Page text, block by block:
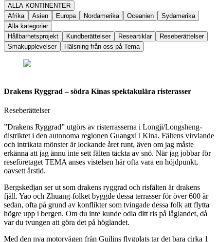
ALLA KONTINENTER
Afrika
Asien Europa Nordamerika Oceanien
Sydamerika
Alla kategorier
Hållbarhetsprojekt
Kundberättelser Researtiklar
Reseberättelser
Smakupplevelser
Hälsning från oss på Tema
Drakens Ryggrad – södra Kinas spektakulära risterasser
Reseberättelser
”Drakens Ryggrad” utgörs av risterrasserna i Longji/Longsheng-
distriktet i den autonoma regionen Guangxi i Kina. Fältens virvlande
och intrikata mönster är lockande året runt, även om jag måste
erkänna att jag ännu inte sett fälten täckta av snö. När jag jobbar för
reseföretaget TEMA anses vistelsen här ofta vara en höjdpunkt,
oavsett årstid.
Bergskedjan ser ut som drakens ryggrad och risfälten är drakens
fjäll. Yao och Zhuang-folket byggde dessa terrasser för över 600 år
sedan, ofta på grund av konflikter som tvingade dessa folk att flytta
högre upp i bergen. Om du inte kunde odla ditt ris på låglandet, då
var du tvungen att göra det på höglandet.
Med den nya motorvägen från Guilins flygplats tar det bara cirka 1